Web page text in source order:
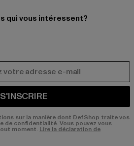
qui vous intéressent?
S'INSCRIRE
sur la manière dont DefShop traite vos
de confidentialité. Vous pouvez vous
moment. Lire la déclaration de